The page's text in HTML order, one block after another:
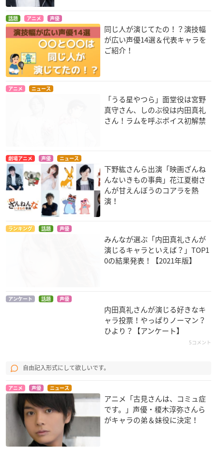
ガッチャマンクラウ
ズ インサイト
ケイオスドラゴン 赤
山田くんと7人の魔
女
伊藤雅
えとたま
ドラたん(辰)
ハイスクールDxD Bo
rN
紫藤イリナ
ているだろうか
アイドルマスター シ
ンデレラガールズ
神崎蘭子
ピアス妹 見吉奈央
話題 アニメ 声優
同じ人が演じてたの！？演技幅
が広い声優14選＆代表キャラを
ご紹介！
アニメ ニュース
「うる星やつら」面堂役は宮野
真守さん、しのぶ役は内田真礼
さん！ラムを呼ぶボイス初解禁
劇場アニメ 声優 ニュース
下野紘さんら出演「映画ざんね
んないきもの事典」花江夏樹さ
んが甘えんぼうのコアラを熱
演！
ランキング 話題 声優
みんなが選ぶ「内田真礼さんが
演じるキャラといえば？」TOP1
0の結果発表！【2021年版】
アンケート 話題 声優
内田真礼さんが演じる好きなキ
ャラ投票！やっぱりノーマン？
ひより？【アンケート】
5コメント
自由記入形式にして欲しいです。
アニメ 声優 ニュース
アニメ「古見さんは、コミュ症
です。」声優・榎木淳弥さんら
がキャラの弟＆妹役に決定！